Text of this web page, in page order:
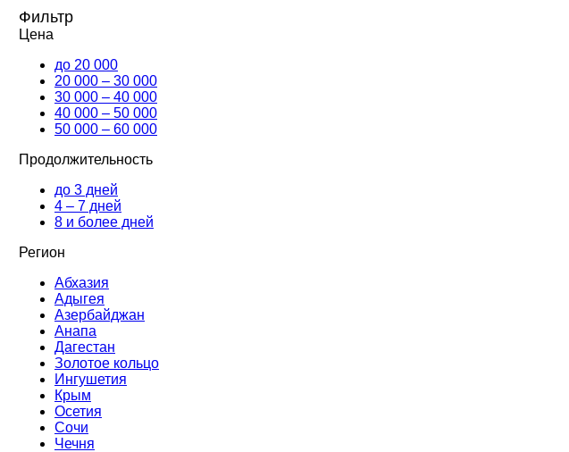
Фильтр
Цена
до 20 000
20 000 – 30 000
30 000 – 40 000
40 000 – 50 000
50 000 – 60 000
Продолжительность
до 3 дней
4 – 7 дней
8 и более дней
Регион
Абхазия
Адыгея
Азербайджан
Анапа
Дагестан
Золотое кольцо
Ингушетия
Крым
Осетия
Сочи
Чечня